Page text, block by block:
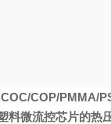
COP/PMMA/
料微流控芯片的热